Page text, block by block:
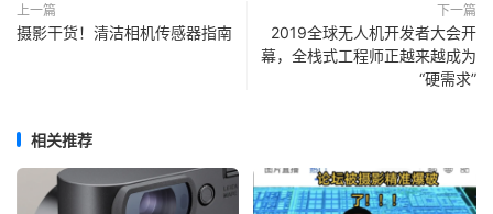
上一篇
摄影干货！清洁相机传感器指南
下一篇
2019全球无人机开发者大会开
幕，全栈式工程师正越来越成为
“硬需求”
相关推荐